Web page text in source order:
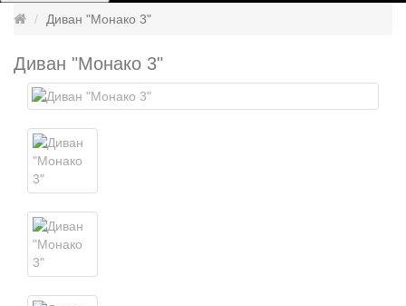
Диван "Монако 3"
Диван "Монако 3"